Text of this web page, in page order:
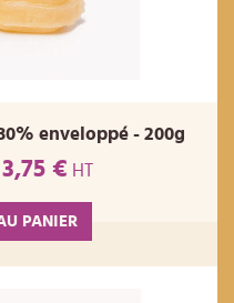
enveloppé - 200g
3,75 € HT
PANIER